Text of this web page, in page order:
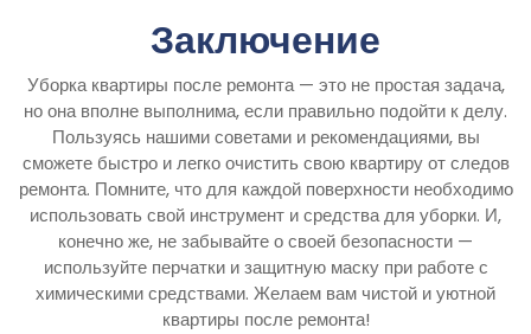
Заключение
Уборка квартиры после ремонта — это не простая задача,
но она вполне выполнима, если правильно подойти к делу.
Пользуясь нашими советами и рекомендациями, вы
сможете быстро и легко очистить свою квартиру от следов
ремонта. Помните, что для каждой поверхности необходимо
использовать свой инструмент и средства для уборки. И,
конечно же, не забывайте о своей безопасности —
используйте перчатки и защитную маску при работе с
химическими средствами. Желаем вам чистой и уютной
квартиры после ремонта!